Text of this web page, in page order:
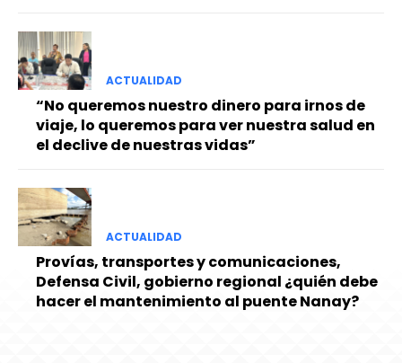
ACTUALIDAD
“No queremos nuestro dinero para irnos de
viaje, lo queremos para ver nuestra salud en
el declive de nuestras vidas”
ACTUALIDAD
Provías, transportes y comunicaciones,
Defensa Civil, gobierno regional ¿quién debe
hacer el mantenimiento al puente Nanay?